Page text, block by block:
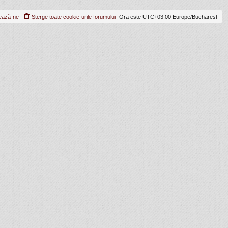
Ora este UTC+03:00 Europe/Bucharest
Şterge toate cookie-urile forumului
ne